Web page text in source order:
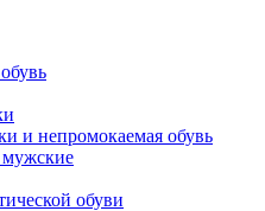
и непромокаемая обувь
мужские
обуви